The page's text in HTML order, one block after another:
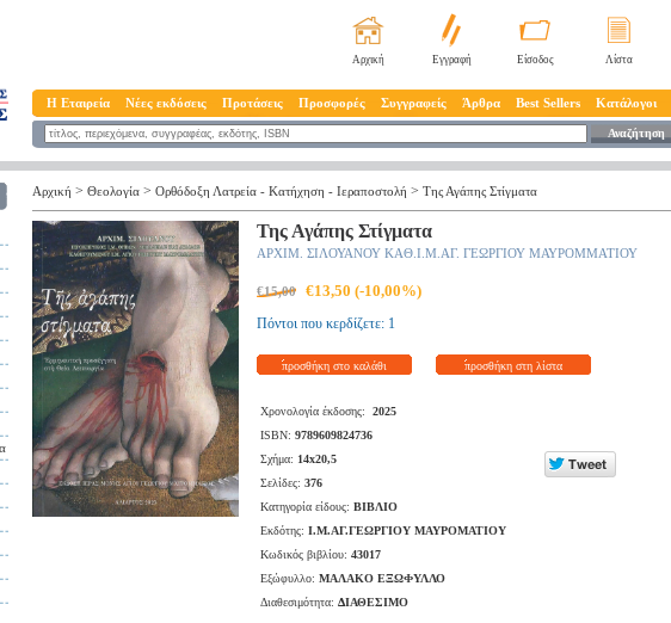
Αρχική Εγγραφή Είσοδος Λίστα
Η Εταιρεία Νέες εκδόσεις Προτάσεις Προσφορές Συγγραφείς Άρθρα Best Sellers Κατάλογοι
Αναζήτηση
Αρχική > Θεολογία > Ορθόδοξη Λατρεία - Κατήχηση - Ιεραποστολή > Της Αγάπης Στίγματα
Της Αγάπης Στίγματα
ΑΡΧΙΜ. ΣΙΛΟΥΑΝΟΥ ΚΑΘ.Ι.Μ.ΑΓ. ΓΕΩΡΓΙΟΥ ΜΑΥΡΟΜΜΑΤΙΟΥ
€15,00 €13,50 (-10,00%)
Πόντοι που κερδίζετε: 1
προσθήκη στο καλάθι προσθήκη στη λίστα
Χρονολογία έκδοσης:
2025
ISBN: 9789609824736
Σχήμα: 14x20,5
Σελίδες: 376
Κατηγορία είδους: ΒΙΒΛΙΟ
Εκδότης: Ι.Μ.ΑΓ.ΓΕΩΡΓΙΟΥ ΜΑΥΡΟΜΑΤΙΟΥ
Κωδικός βιβλίου: 43017
Εξώφυλλο: ΜΑΛΑΚΟ ΕΞΩΦΥΛΛΟ
Διαθεσιμότητα: ΔΙΑΘΕΣΙΜΟ